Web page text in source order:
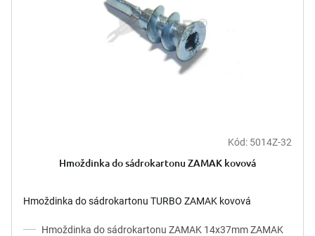
Kód: 5014Z-32
Hmoždinka do sádrokartonu ZAMAK kovová
Hmoždinka do sádrokartonu TURBO ZAMAK kovová
Hmoždinka do sádrokartonu ZAMAK 14x37mm ZAMAK